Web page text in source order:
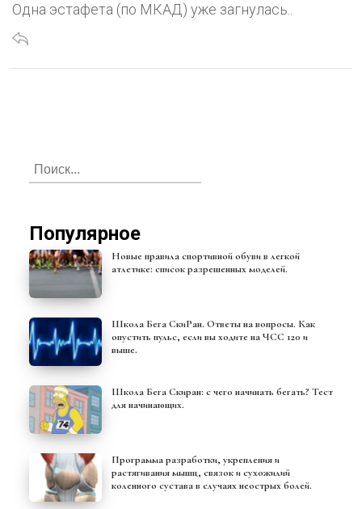
Одна эстафета (по МКАД) уже загнулась..
Популярное
Новые правила спортивной обуви в легкой
атлетике: список разрешенных моделей.
Школа Бега СкиРан. Ответы на вопросы. Как
опустить пульс, если вы ходите на ЧСС 120 и
выше.
Школа Бега Скиран: с чего начинать бегать? Тест
для начинающих.
Программа разработки, укрепления и
растягивания мышц, связок и сухожилий
коленного сустава в случаях неострых болей.